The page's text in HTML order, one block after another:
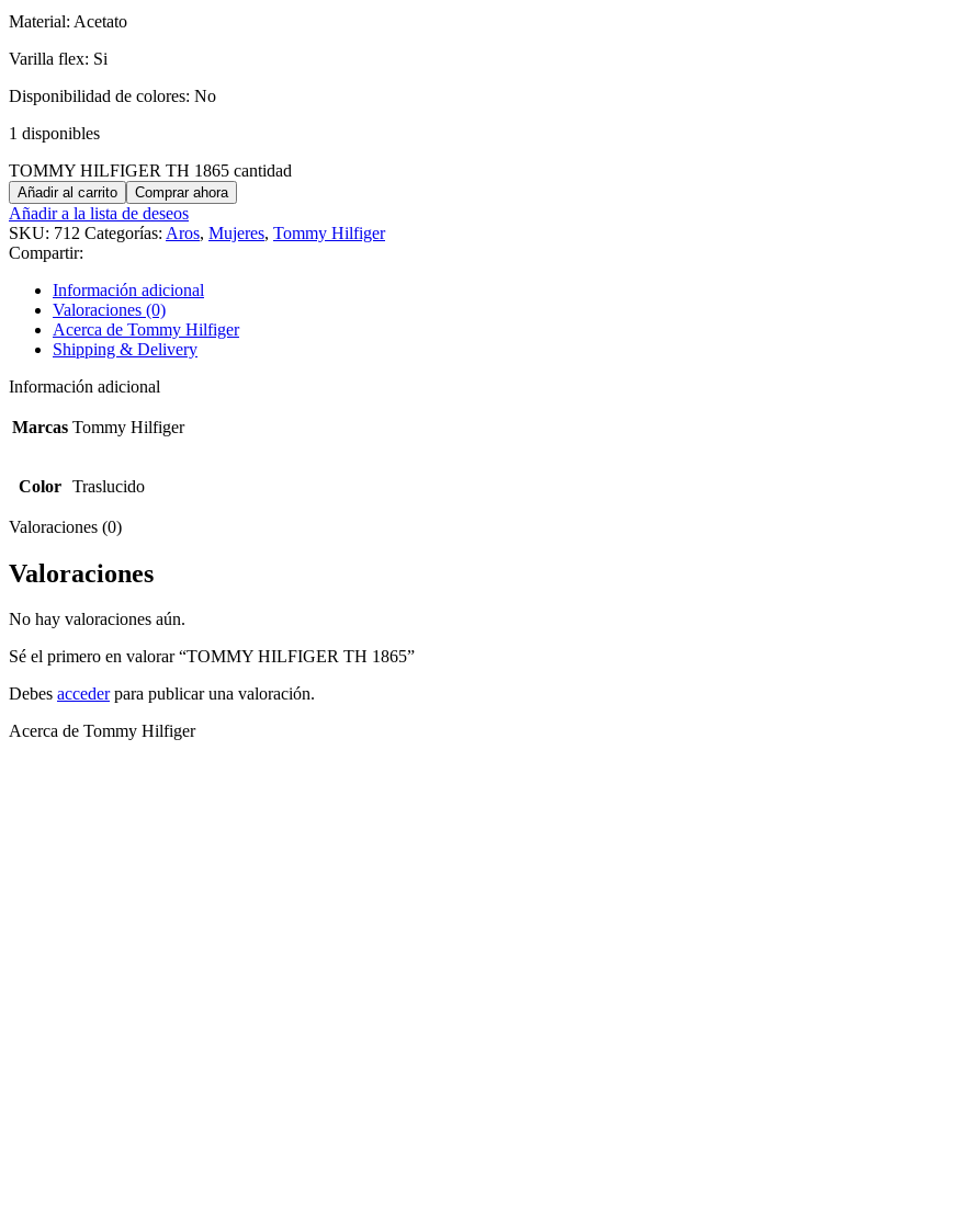
Material: Acetato
Varilla flex: Si
Disponibilidad de colores: No
1 disponibles
TOMMY HILFIGER TH 1865 cantidad
Añadir al carrito Comprar ahora
Añadir a la lista de deseos
SKU: 712 Categorías: Aros, Mujeres, Tommy Hilfiger
Compartir:
Información adicional
Valoraciones (0)
Acerca de Tommy Hilfiger
Shipping & Delivery
Información adicional
Marcas Tommy Hilfiger
Color Traslucido
Valoraciones (0)
Valoraciones
No hay valoraciones aún.
Sé el primero en valorar “TOMMY HILFIGER TH 1865”
Debes accederpara publicar una valoración.
Acerca de Tommy Hilfiger